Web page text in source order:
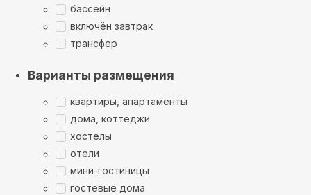
бассейн
включён завтрак
трансфер
Варианты размещения
квартиры, апартаменты
дома, коттеджи
хостелы
отели
мини-гостиницы
гостевые дома